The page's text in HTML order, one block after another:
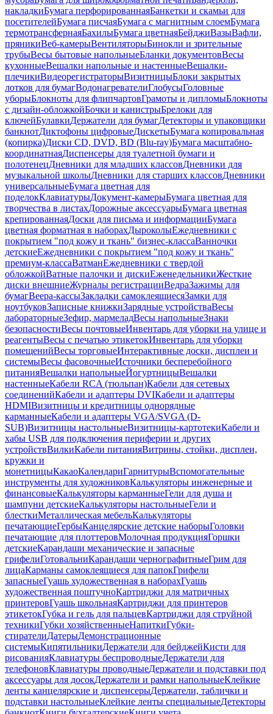
накладкиБумага перфорированнаяБанкетки и скамьи для
посетителейБумага писчаяБумага с магнитным слоемБумага
термотрансфернаяБахилыБумага цветнаяБейджиВазыВафли,
пряникиВеб-камерыВентиляторыБинокли и зрительные
трубыВесы бытовые напольныеБланки документовВесы
кухонныеВешалки напольные и настенныеВешалки-
плечикиВидеорегистраторыВизитницыБлоки закрытых
лотков для бумагВодонагревателиГлобусыГоловные
уборыБлокноты для флипчартовГрамоты и дипломыБлокноты
с дизайн-обложкойБочки и канистрыБрелоки для
ключейБулавкиДержатели для бумагДетекторы и упаковщики
банкнотДиктофоны цифровыеДискетыБумага копировальная
(копирка)Диски CD, DVD, BD (Blu-ray)Бумага масштабно-
координатнаяДиспенсеры для туалетной бумаги и
полотенецДневники для младших классовДневники для
музыкальной школыДневники для старших классовДневники
универсальныеБумага цветная для
поделокКлавиатурыДокумент-камерыБумага цветная для
творчества в листахДорожные аксессуарыБумага цветная
крепированнаяДоски для письма и информацииБумага
цветная форматная в наборахДыроколыЕжедневники с
покрытием "под кожу и ткань" бизнес-классаВанночки
детскиеЕжедневники с покрытием "под кожу и ткань"
премиум-классаВатманЕжедневники с твердой
обложкойВатные палочки и дискиЕженедельникиЖесткие
диски внешниеЖурналы регистрацииВедраЗажимы для
бумагВеера-кассыЗакладки самоклеящиесяЗамки для
ноутбуковЗаписные книжкиЗарядные устройстваВесы
лабораторныеЗефир, мармеладВесы напольныеЗнаки
безопасностиВесы почтовыеИнвентарь для уборки на улице и
реагентыВесы с печатью этикетокИнвентарь для уборки
помещенийВесы торговыеИнтерактивные доски, дисплеи и
системыВесы фасовочныеИсточники бесперебойного
питанияВешалки напольныеЙогуртницыВешалки
настенныеКабели RCA (тюльпан)Кабели для сетевых
соединенийКабели и адаптеры DVIКабели и адаптеры
HDMIВизитницы и кредитницы однорядные
карманныеКабели и адаптеры VGA/SVGA (D-
SUB)Визитницы настольныеВизитницы-картотекиКабели и
хабы USB для подключения периферии и других
устройствВилкиКабели питанияВитрины, стойки, дисплеи,
кружки и
монетницыКакаоКалендариГарнитурыВспомогательные
инструменты для художниковКалькуляторы инженерные и
финансовыеКалькуляторы карманныеГели для душа и
шампуни детскиеКалькуляторы настольныеГели и
блесткиМеталлическая мебельКалькуляторы
печатающиеГербыКанцелярские детские наборыГоловки
печатающие для плоттеровМолочная продукцияГоршки
детскиеКарандаши механические и запасные
грифелиГотовальниКарандаши чернографитныеГрим для
лицаКарманы самоклеящиеся для папокГрифели
запасныеГуашь художественная в наборахГуашь
художественная поштучноКартриджи для матричных
принтеровГуашь школьнаяКартриджи для принтеров
этикетокГубка и гель для пальцевКартриджи для струйной
техникиГубки хозяйственныеНапиткиГубки-
стирателиДатерыДемонстрационные
системыКипятильникиДержатели для бейджейКисти для
рисованияКлавиатуры беспроводныеДержатели для
телефоновКлавиатуры проводныеДержатели и подставки под
аксессуары для досокДержатели и рамки напольныеКлейкие
ленты канцелярские и диспенсерыДержатели, таблички и
подставки настольныеКлейкие ленты специальныеДетекторы